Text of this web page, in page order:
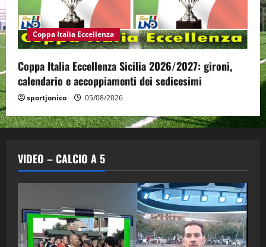
Coppa Italia Eccellenza
Coppa Italia Eccellenza Sicilia 2026/2027: gironi,
calendario e accoppiamenti dei sedicesimi
sportjonico 05/08/2026
VIDEO – CALCIO A 5